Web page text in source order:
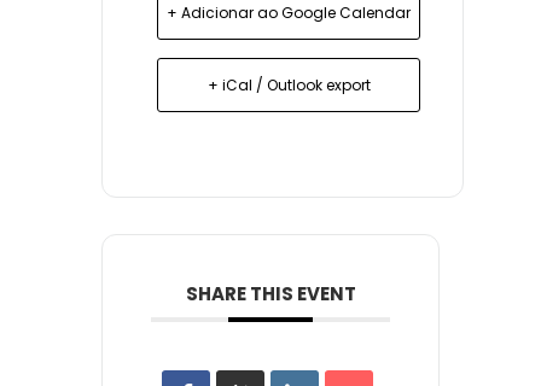
+ Adicionar ao Google Calendar
+ iCal / Outlook export
SHARE THIS EVENT